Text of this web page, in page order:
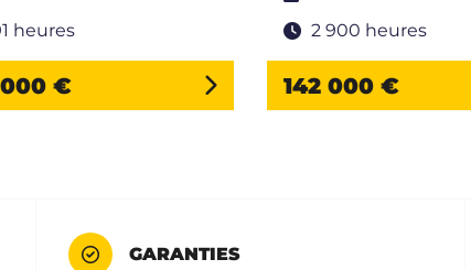
heures
€
2 900 heures
142 000 €
GARANTIES